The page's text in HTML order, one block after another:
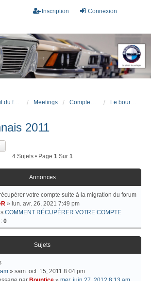
Connexion
Inscription
Accueil du forum Meetings Comptes rendus de meetings Le bourbonnais 2011
2011
4 Sujets • Page 1Sur 1
Annonces
votre compte suite à la migration du forum
» lun. avr. 26, 2021 7:49 pm
COMMENT RÉCUPÉRER VOTRE COMPTE
0
Sujets
» sam. oct. 15, 2011 8:04 pm